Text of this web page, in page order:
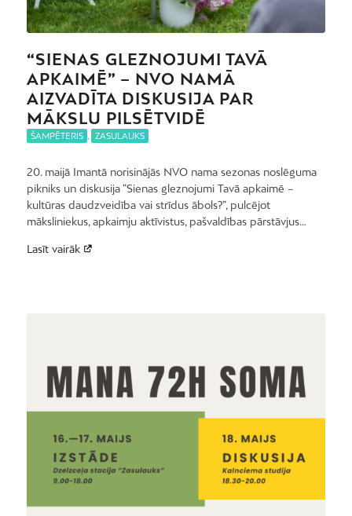
“SIENAS GLEZNOJUMI TAVĀ
APKAIMĒ” – NVO NAMĀ
AIZVADĪTA DISKUSIJA PAR
MĀKSLU PILSĒTVIDĒ
ŠAMPĒTERIS ZASULAUKS
20. maijā Imantā norisinājās NVO nama sezonas noslēguma
pikniks un diskusija “Sienas gleznojumi Tavā apkaimē –
kultūras daudzveidība vai strīdus ābols?”, pulcējot
māksliniekus, apkaimju aktīvistus, pašvaldības pārstāvjus…
Lasīt vairāk